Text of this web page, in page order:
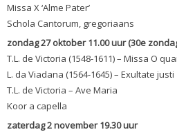
Missa X ‘Alme Pater’
Schola Cantorum, gregoriaans
zondag 27 oktober 11.00 uur (30e
T.L. de Victoria (1548-1611) – Missa O
L. da Viadana (1564-1645) – Exultate justi
T.L. de Victoria – Ave Maria
Koor a capella
zaterdag 2 november 19.30 uur